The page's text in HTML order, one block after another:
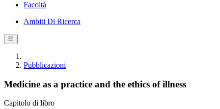
Facoltà
Ambiti Di Ricerca
☰
Pubblicazioni
Medicine as a practice and the ethics of illness
Capitolo di libro